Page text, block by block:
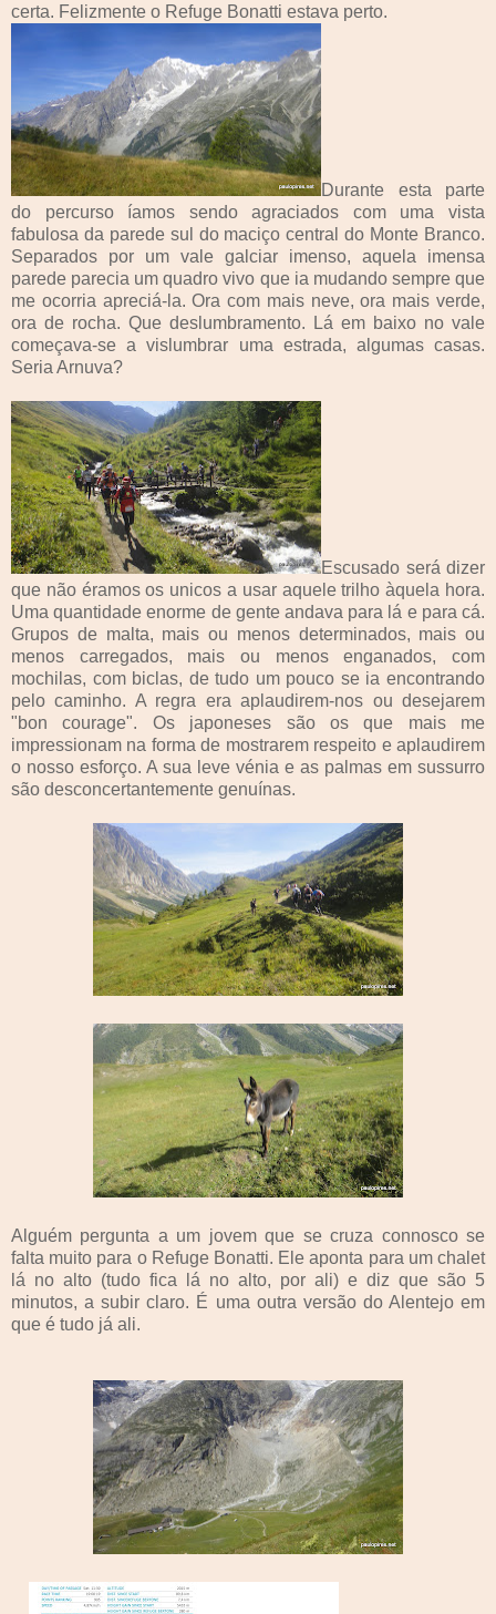
certa. Felizmente o Refuge Bonatti estava perto.
Durante esta parte
do percurso íamos sendo agraciados com uma vista
fabulosa da parede sul do maciço central do Monte Branco.
Separados por um vale galciar imenso, aquela imensa
parede parecia um quadro vivo que ia mudando sempre que
me ocorria apreciá-la. Ora com mais neve, ora mais verde,
ora de rocha. Que deslumbramento. Lá em baixo no vale
começava-se a vislumbrar uma estrada, algumas casas.
Seria Arnuva?
Escusado será dizer
que não éramos os unicos a usar aquele trilho àquela hora.
Uma quantidade enorme de gente andava para lá e para cá.
Grupos de malta, mais ou menos determinados, mais ou
menos carregados, mais ou menos enganados, com
mochilas, com biclas, de tudo um pouco se ia encontrando
pelo caminho. A regra era aplaudirem-nos ou desejarem
"bon courage". Os japoneses são os que mais me
impressionam na forma de mostrarem respeito e aplaudirem
o nosso esforço. A sua leve vénia e as palmas em sussurro
são desconcertantemente genuínas.
Alguém pergunta a um jovem que se cruza connosco se
falta muito para o Refuge Bonatti. Ele aponta para um chalet
lá no alto (tudo fica lá no alto, por ali) e diz que são 5
minutos, a subir claro. É uma outra versão do Alentejo em
que é tudo já ali.